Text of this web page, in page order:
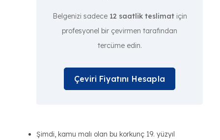
Belgenizi sadece 12 saatlik teslimatiçin
profesyonel bir çevirmen tarafından
tercüme edin.
Çeviri Fiyatını Hesapla
Şimdi, kamu malı olan bu korkunç 19. yüzyıl